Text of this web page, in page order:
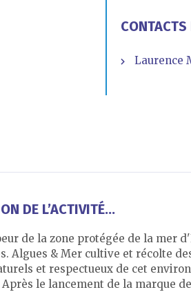
Laurence
DE L’ACTIVITÉ...
de la zone protégée de la mer
Algues & Mer cultive et récolte
et respectueux de cet
le lancement de la marque